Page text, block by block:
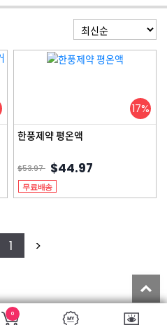
17%
한풍제약 평온액
$53.97 $44.97
무료배송
1 >